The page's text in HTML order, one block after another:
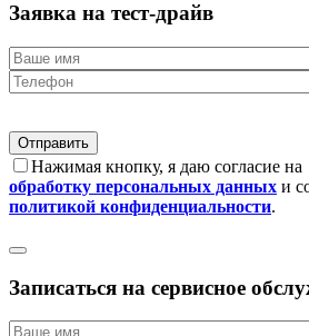
Заявка на тест-драйв
Нажимая кнопку, я даю согласие на
обработку персональных данных и
политикой конфиденциальности.
Записаться на сервисное